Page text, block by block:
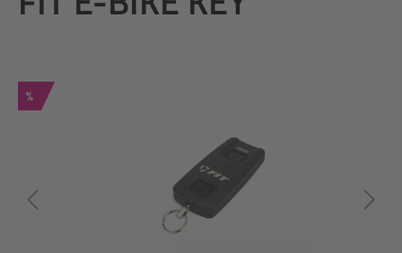
Korting
%